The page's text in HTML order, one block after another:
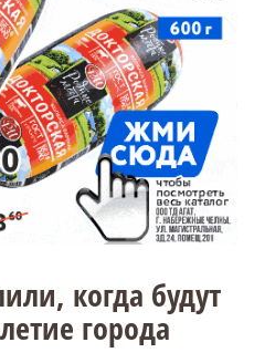
когда будут
города